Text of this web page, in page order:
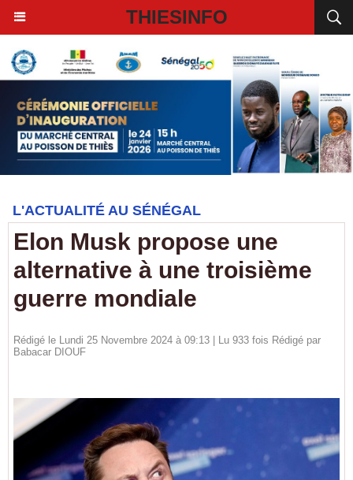
THIESINFO
L'ACTUALITÉ AU SÉNÉGAL
Elon Musk propose une
alternative à une troisième
guerre mondiale
Rédigé le Lundi 25 Novembre 2024 à 09:13 | Lu 933 fois Rédigé par
Babacar DIOUF